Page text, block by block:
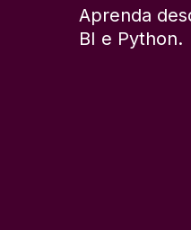
Aprenda
BI e Python.